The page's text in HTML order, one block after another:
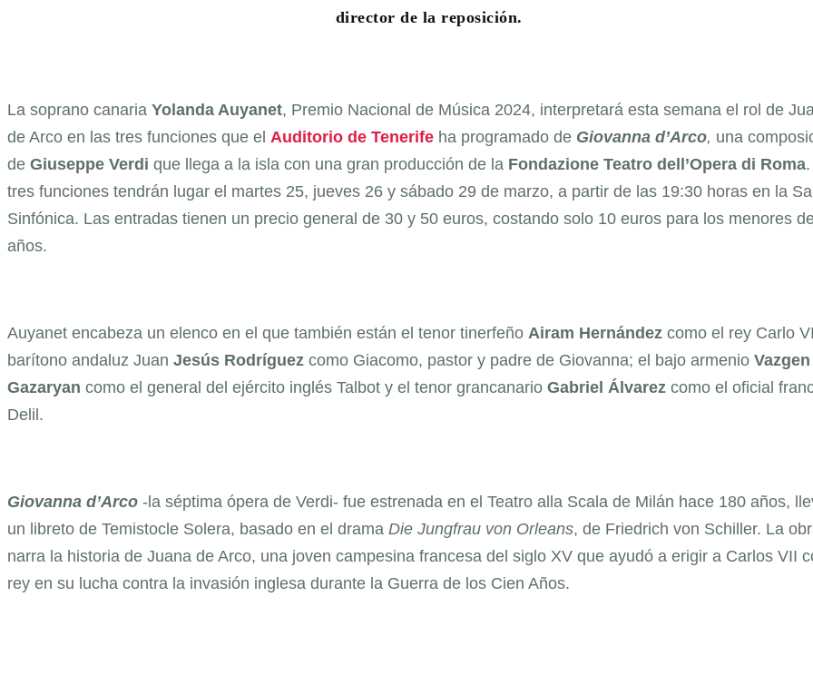
director de la reposición.
La soprano canaria Yolanda Auyanet, Premio Nacional de Música 2024, interpretará esta semana el rol de
de Arco en las tres funciones que el Auditorio de Tenerife ha programado de Giovanna d’Arco, una
de Giuseppe Verdi que llega a la isla con una gran producción de la Fondazione Teatro dell’Opera di Roma
tres funciones tendrán lugar el martes 25, jueves 26 y sábado 29 de marzo, a partir de las 19:30 horas en la
Sinfónica. Las entradas tienen un precio general de 30 y 50 euros, costando solo 10 euros para los menores
años.
Auyanet encabeza un elenco en el que también están el tenor tinerfeño Airam Hernández como el rey Carlo
barítono andaluz Juan Jesús Rodríguez como Giacomo, pastor y padre de Giovanna; el bajo armenio Vazgen
Gazaryan como el general del ejército inglés Talbot y el tenor grancanario Gabriel Álvarez como el oficial
Delil.
Giovanna d’Arco -la séptima ópera de Verdi- fue estrenada en el Teatro alla Scala de Milán hace 180 años,
un libreto de Temistocle Solera, basado en el drama Die Jungfrau von Orleans, de Friedrich von Schiller. La
narra la historia de Juana de Arco, una joven campesina francesa del siglo XV que ayudó a erigir a Carlos VII
rey en su lucha contra la invasión inglesa durante la Guerra de los Cien Años.